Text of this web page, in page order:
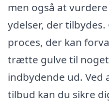
men også at
ydelser, der
proces, der kan
trætte gulve til
indbydende ud. Ved
tilbud kan du sikre